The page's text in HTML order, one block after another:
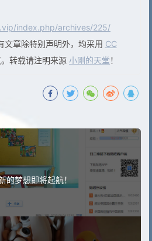
index.php/archives/225/
文章除特别声明外，均采用 CC
转载请注明来源 小刚的天堂！
的梦想即将起航！